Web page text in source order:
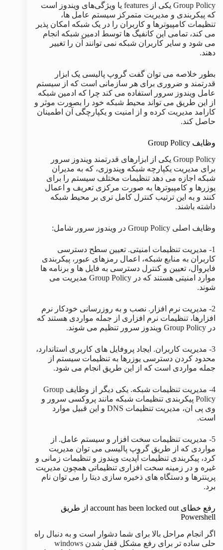
Group Policy یکی از features یا ویژگی‌های ویندوز است
که پیکربندی و مدیریت متمرکز سیستم عامل ها،
تنظیمات کامپیوترها و کاربران را در یک شبکه امکان پذیر
می کند، تمامی این کانفیگ ها توسط ادمین شبکه انجام
می شود و سایر کاربران شبکه نمی توانند آن را تغییر
دهند.
بطور خلاصه می توان گفت گروپ پالیسی یک ابزار
قدرتمند و ضروری برای هر سازمانی است که از سیستم
عامل ویندوز سرور استفاده می کند چرا که ادمین شبکه
از این طریق می تواند محیط شبکه خود را بصورت موثر و
کارامد مدیریت کرده و از امنیت و یکپارچگی آن اطمینان
حاصل کند.
وظایف Group Policy
Group Policy یکی از ابزارهای قدرتمند ویندوز سرور
برای مدیریت یکپارچه شبکه ویندوزی، که به مدیران
شبکه اجازه می دهد تنظیمات مختلف سیستم را برای
یوزرها و کامپیوترها به صورت مرکزی تعریف و اعمال
کنند و به این ترتیب کنترل کامل تری بر محیط شبکه
داشته باشند.
وظایف اصلی Group Policy در ویندوز سرور شامل:
1- مدیریت تنظیمات امنیتی. تعیین سطح دسترسی
کاربران به منابع شبکه، اعمال رمزهای عبور، پیکربندی
فایروال، تعیین و کنترل دسترسی به فایل ها و برنامه ها
موارد امنیتی هستند که در Group Policy مدیریت می
شوند.
2- مدیریت نرم افزار. نصب و به روزرسانی خودکار نرم
افزارها، تنظیمات نرم افزاری از جمله مواردی هستند که
در Group Policy ویندوز سرور تنظیم می شوند.
3- مدیریت کاربران. ایجاد پروفایل های کاربری استاندارد،
محدود کردن دسترسی یوزرها به تنظیمات سیستم از
جمله مواردی است که از این طریق انجام می شود.
4- مدیریت تنظیمات شبکه. یکی دیگر از وظایف Group
Policy پیکربندی تنظیمات شبکه مانند پروکسی سرور و
وی پی ان، مدیریت تنظیمات DNS و این قبیل موارد
است.
5- مدیریت تنظیمات سخت افزار و سیستم عامل. از
مواردی که از طریق گروپ پالیسی می توان مدیریت
کرد، پیکربندی تنظیمات آپدیت ویندوز و تنظیمات زمانی و
غیره و در زمینه سخت افزاری تنظیماتی همچون مدیریت
پرینترها و دستگاه های ذخیره سازی دیتا را می توان نام
برد.
رفع خطای account has been locked out از طریق
Powershell
اگر انجام مراحل بالا برای شما دشوار است و به دنبال راه
حلی ساده تر برای رفع مشکل قفل شدن windows